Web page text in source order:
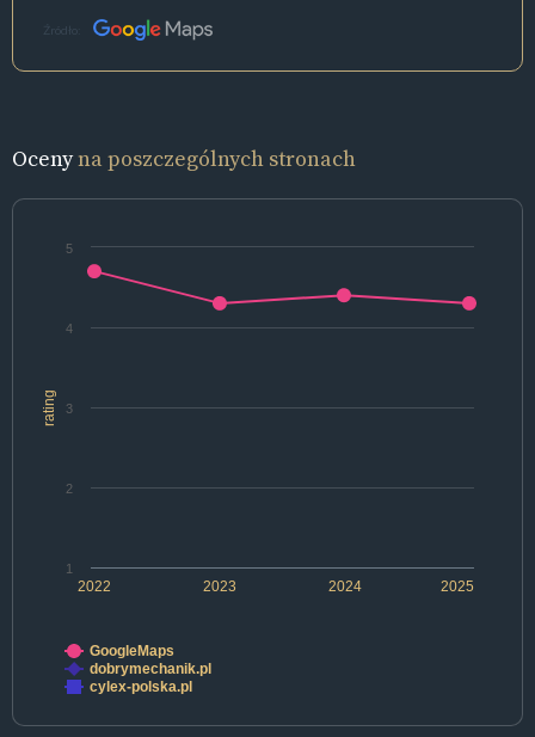
Źródło:
Ocenyna poszczególnych stronach
rating
2022 2024
2023 2025
1
2
3
4
5
GoogleMaps
dobrymechanik.pl
cylex-polska.pl